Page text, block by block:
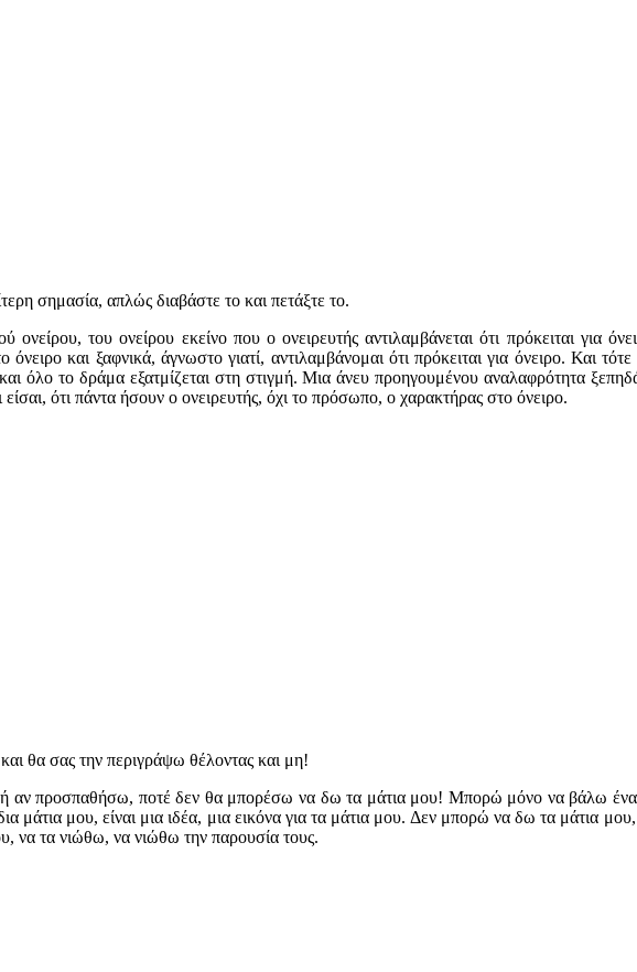
σημασία, απλώς διαβάστε το και πετάξτε το.
του ονείρου εκείνο που ο ονειρευτής αντιλαμβάνεται ότι πρόκειται για
και ξαφνικά, άγνωστο γιατί, αντιλαμβάνομαι ότι πρόκειται για όνειρο. Και
όλο το δράμα εξατμίζεται στη στιγμή. Μια άνευ προηγουμένου αναλαφρότητα
ότι πάντα ήσουν ο ονειρευτής, όχι το πρόσωπο, ο χαρακτήρας στο όνειρο.
θα σας την περιγράψω θέλοντας και μη!
προσπαθήσω, ποτέ δεν θα μπορέσω να δω τα μάτια μου! Μπορώ μόνο να βάλω
μάτια μου, είναι μια ιδέα, μια εικόνα για τα μάτια μου. Δεν μπορώ να δω τα μάτια
να τα νιώθω, να νιώθω την παρουσία τους.